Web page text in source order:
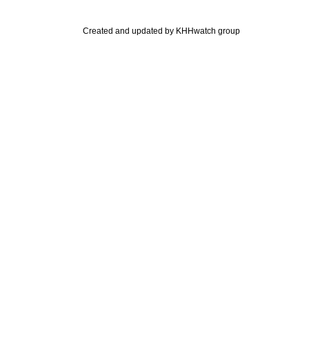
Created and updated by KHHwatch group